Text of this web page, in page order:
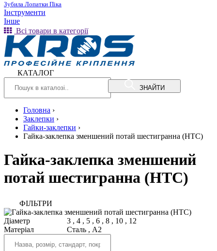
Зубила Лопатки Піка
Інструменти
Інше
Всі товари в категорії
КАТАЛОГ
ЗНАЙТИ
Головна ›
Заклепки ›
Гайки-заклепки ›
Гайка-заклепка зменшений потай шестигранна (HTC)
Гайка-заклепка зменшений
потай шестигранна (HTC)
ФIЛЬТРИ
Діаметр 3 , 4 , 5 , 6 , 8 , 10 , 12
Матеріал
Сталь , A2